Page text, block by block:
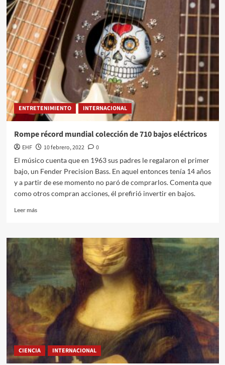
ENTRETENIMIENTO INTERNACIONAL
Rompe récord mundial colección de 710 bajos eléctricos
EHF 10 febrero, 2022
0
El músico cuenta que en 1963 sus padres le regalaron el primer
bajo, un Fender Precision Bass. En aquel entonces tenía 14 años
y a partir de ese momento no paró de comprarlos. Comenta que
como otros compran acciones, él prefirió invertir en bajos.
Leer más
CIENCIA INTERNACIONAL